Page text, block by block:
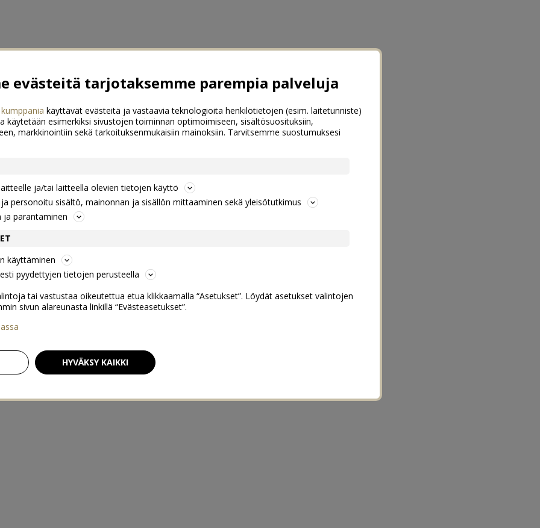
evästeitä tarjotaksemme parempia palveluja
käyttävät evästeitä ja vastaavia teknologioita henkilötietojen (esim. laitetunniste)
käytetään esimerkiksi sivustojen toiminnan optimoimiseen, sisältösuosituksiin,
markkinointiin sekä tarkoituksenmukaisiin mainoksiin. Tarvitsemme suostumuksesi
ja/tai laitteella olevien tietojen käyttö
personoitu sisältö, mainonnan ja sisällön mittaaminen sekä yleisötutkimus
ja parantaminen
käyttäminen
pyydettyjen tietojen perusteella
tai vastustaa oikeutettua etua klikkaamalla “Asetukset”. Löydät asetukset valintojen
sivun alareunasta linkillä “Evästeasetukset”.
HYVÄKSY KAIKKI